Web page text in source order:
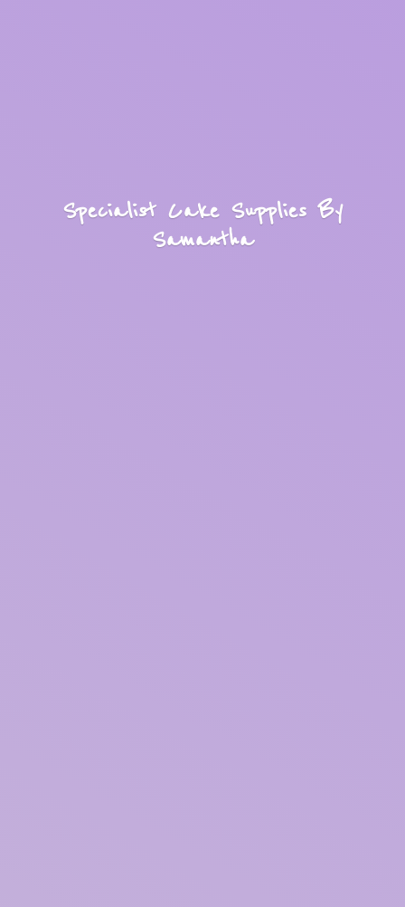
Specialist Cake SuppliesBy
Samantha